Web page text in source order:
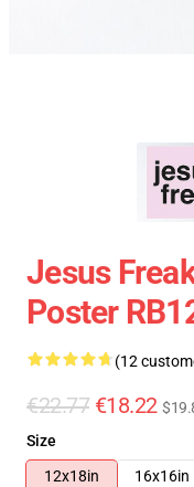
Jesus
Poster
(12
€22.77 €18.22
Size
12x18in
16x16in